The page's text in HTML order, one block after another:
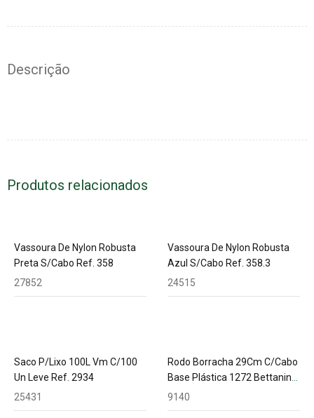
Descrição
Produtos relacionados
Vassoura De Nylon Robusta
Preta S/Cabo Ref. 358
27852
Vassoura De Nylon Robusta
Azul S/Cabo Ref. 358.3
24515
Saco P/Lixo 100L Vm C/100
Un Leve Ref. 2934
25431
Rodo Borracha 29Cm C/Cabo
Base Plástica 1272 Bettanin
127040
9140